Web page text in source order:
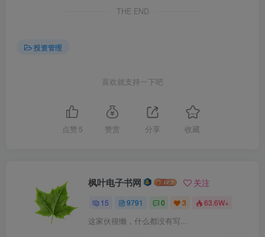
THE END
投资管理
喜欢就支持一下吧
点赞 5 赞赏 分享 收藏
枫叶电子书网 关注
15 9791 0 3 63.6W+
这家伙很懒，什么都没有写...